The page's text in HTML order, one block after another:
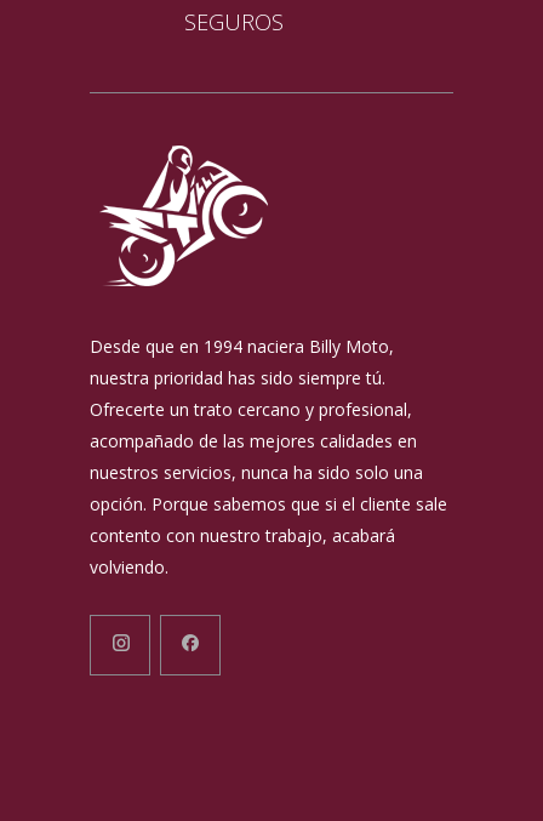
SEGUROS
Desde que en 1994 naciera Billy Moto,
nuestra prioridad has sido siempre tú.
Ofrecerte un trato cercano y profesional,
acompañado de las mejores calidades en
nuestros servicios, nunca ha sido solo una
opción. Porque sabemos que si el cliente sale
contento con nuestro trabajo, acabará
volviendo.